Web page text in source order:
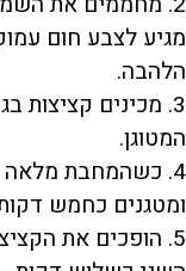
מגיע לצבע חום
הלהבה.
3. מכינים קציצות
המטוגן.
4. כשהמחבת מלאה
ומטגנים כחמש
5. הופכים את